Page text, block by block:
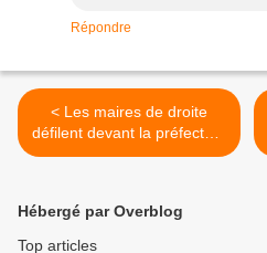
Répondre
< Les maires de droite
défilent devant la préfecture
de Bobigny contre les
Hébergé par Overblog
Top articles